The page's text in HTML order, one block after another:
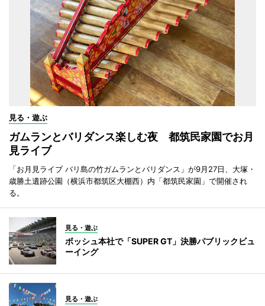
見る・遊ぶ
ガムランとバリダンス楽しむ夜 都筑民家園でお月
見ライブ
「お月見ライブ バリ島の竹ガムランとバリダンス」が9月27日、大塚・
歳勝土遺跡公園（横浜市都筑区大棚西）内「都筑民家園」で開催され
る。
見る・遊ぶ
ボッシュ本社で「SUPER GT」決勝パブリックビュ
ーイング
見る・遊ぶ